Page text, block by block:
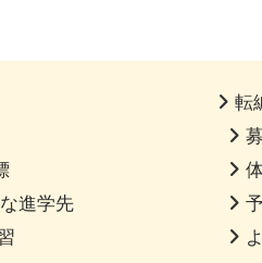
進学先
転